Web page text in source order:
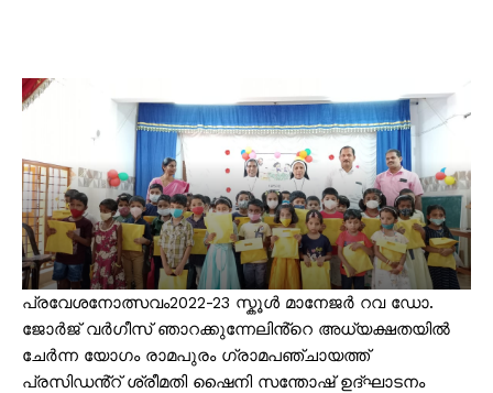
പ്രവേശനോത്സവം2022-23 സ്കൂൾ മാനേജർ റവ ഡോ.
ജോർജ് വർഗീസ് ഞാറക്കുന്നേലിൻ്റെ അധ്യക്ഷതയിൽ
ചേർന്ന യോഗം രാമപുരം ഗ്രാമപഞ്ചായത്ത്
പ്രസിഡൻ്റ് ശ്രീമതി ഷൈനി സന്തോഷ് ഉദ്ഘാടനം